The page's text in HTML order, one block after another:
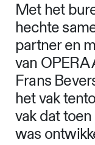
Met het
hechte
partner en
van
Frans
het vak
vak dat
was